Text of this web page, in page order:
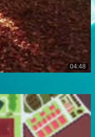
04:48